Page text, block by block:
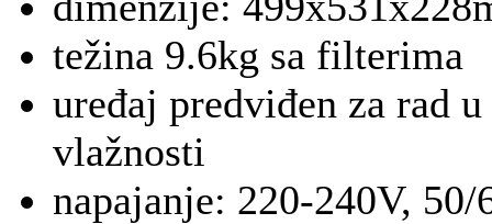
težina 9.6kg sa filterima
uređaj predviđen za rad
vlažnosti
napajanje: 220-240V,